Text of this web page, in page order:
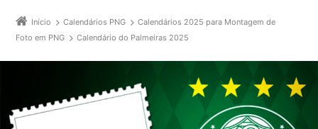
Início Calendários PNG
Calendários 2025 para Montagem de
Foto em PNG
Calendário do Palmeiras 2025